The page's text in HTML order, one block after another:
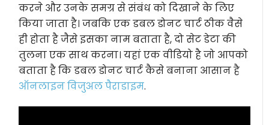
करने और उनके समग्र से संबंध को दिखाने के लिए
किया जाता है। जबकि एक डबल डोनट चार्ट ठीक वैसे
ही होता है जैसे इसका नाम बताता है, दो सेट डेटा की
तुलना एक साथ करना। यहां एक वीडियो है जो आपको
बताता है कि डबल डोनट चार्ट कैसे बनाना आसान है
ऑनलाइन विजुअल पैराडाइम.